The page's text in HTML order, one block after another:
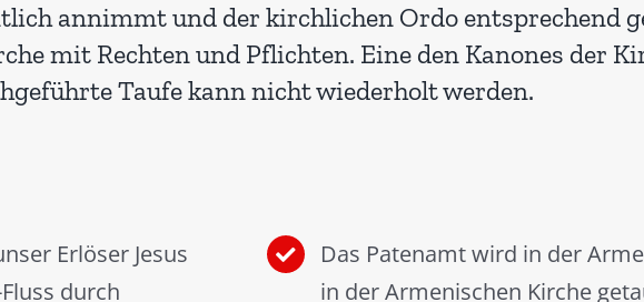
annimmt und der kirchlichen Ordo entsprechend
mit Rechten und Pflichten. Eine den Kanones der
Taufe kann nicht wiederholt werden.
Erlöser Jesus
durch
Das Patenamt wird in der
in der Armenischen Kirche